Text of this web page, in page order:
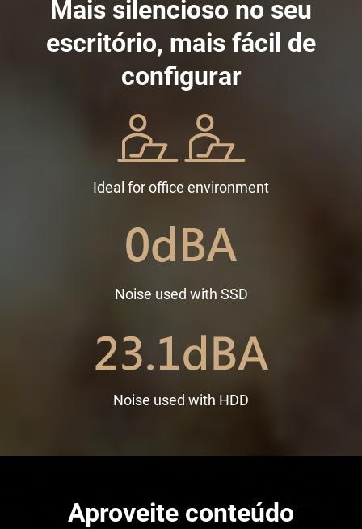
Mais silencioso no seu
escritório, mais fácil de
configurar
Ideal for office environment
Noise used with SSD
Noise used with HDD
Aproveite conteúdo